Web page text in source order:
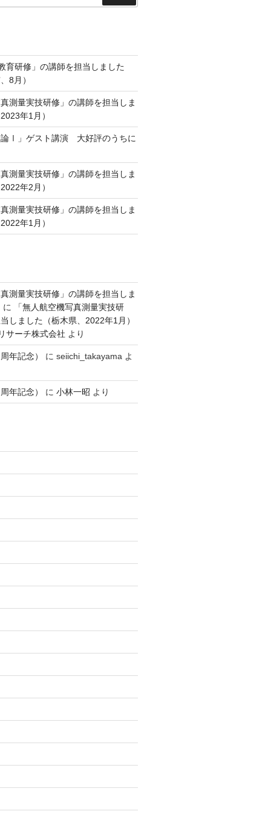
索
育研修」の講師を担当しました
8月）
測量実技研修」の講師を担当しま
年1月）
論Ⅰ」ゲスト講演 大好評のうちに
測量実技研修」の講師を担当しま
年2月）
測量実技研修」の講師を担当しま
年1月）
測量実技研修」の講師を担当しま
に
「無人航空機写真測量実技研
しました（栃木県、2022年1月）
サーチ株式会社 より
年記念） に seiichi_takayama よ
年記念） に 小林一昭 より